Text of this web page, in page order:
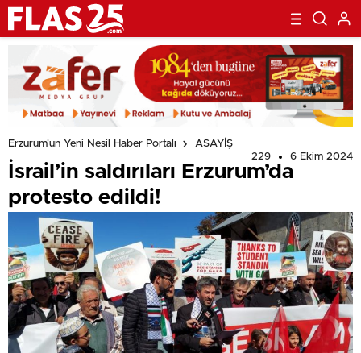
Erzurum'un Yeni Nesil Haber Portalı
ASAYİŞ
229
6 Ekim 2024
İsrail’in saldırıları Erzurum’da
protesto edildi!